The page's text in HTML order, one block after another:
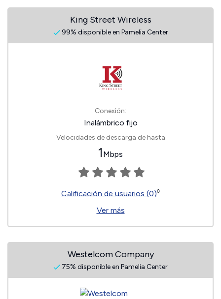
King Street Wireless
99% disponible en Pamelia Center
Conexión:
Inalámbrico fijo
Velocidades de descarga de hasta
1 Mbps
Calificación de usuarios (0)◊
Ver más
Westelcom Company
75% disponible en Pamelia Center